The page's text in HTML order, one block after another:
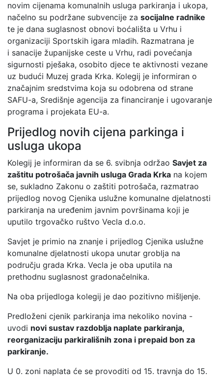
novim cijenama komunalnih usluga parkiranja i ukopa,
načelno su podržane subvencije za socijalne radnike
te je dana suglasnost obnovi boćališta u Vrhu i
organizaciji Sportskih igara mladih. Razmatrana je
i sanacije županijske ceste u Vrhu, radi povećanja
sigurnosti pješaka, osobito djece te aktivnosti vezane
uz budući Muzej grada Krka. Kolegij je informiran o
značajnim sredstvima koja su odobrena od strane
SAFU-a, Središnje agencija za financiranje i ugovaranje
programa i projekata EU-a.
Prijedlog novih cijena parkinga i
usluga ukopa
Kolegij je informiran da se 6. svibnja održao Savjet za
zaštitu potrošača javnih usluga Grada Krka na kojem
se, sukladno Zakonu o zaštiti potrošača, razmatrao
prijedlog novog Cjenika uslužne komunalne djelatnosti
parkiranja na uređenim javnim površinama koji je
uputilo trgovačko ruštvo Vecla d.o.o.
Savjet je primio na znanje i prijedlog Cjenika uslužne
komunalne djelatnosti ukopa unutar groblja na
području grada Krka. Vecla je oba uputila na
prethodnu suglasnost gradonačelnika.
Na oba prijedloga kolegij je dao pozitivno mišljenje.
Predloženi cjenik parkiranja ima nekoliko novina -
uvodi novi sustav razdoblja naplate parkiranja,
reorganizaciju parkirališnih zona i prepaid bon za
parkiranje.
U 0. zoni naplata će se provoditi od 15. travnja do 15.